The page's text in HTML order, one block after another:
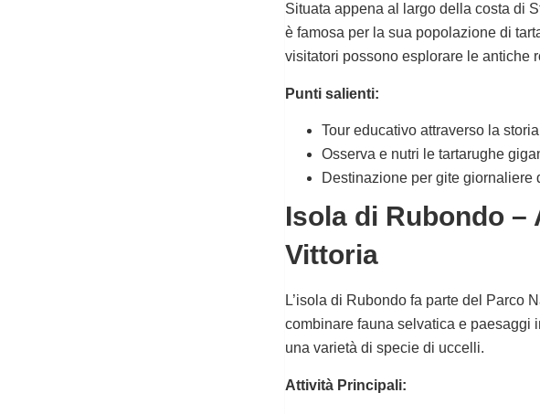
Situata appena al largo della costa di
è famosa per la sua popolazione di
visitatori possono esplorare le antiche
Punti salienti:
Tour educativo attraverso la
Osserva e nutri le tartarughe
Destinazione per gite giornaliere
Isola di Rubondo
Vittoria
L’isola di Rubondo fa parte del Parco
combinare fauna selvatica e paesaggi
una varietà di specie di uccelli.
Attività Principali: